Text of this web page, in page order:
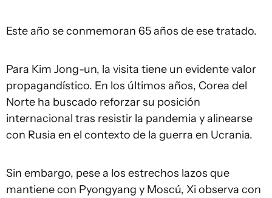
Este año se conmemoran 65 años de ese tratado.
Para Kim Jong-un, la visita tiene un evidente valor
propagandístico. En los últimos años, Corea del
Norte ha buscado reforzar su posición
internacional tras resistir la pandemia y alinearse
con Rusia en el contexto de la guerra en Ucrania.
Sin embargo, pese a los estrechos lazos que
mantiene con Pyongyang y Moscú, Xi observa con